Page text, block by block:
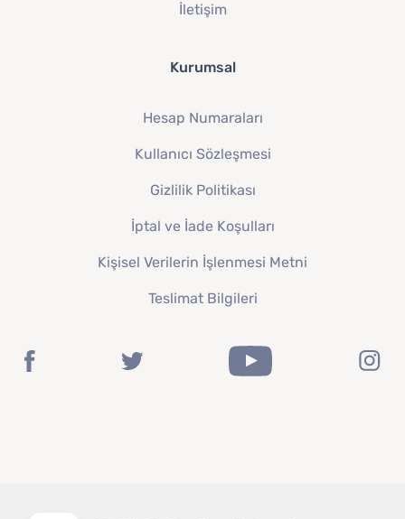
İletişim
Kurumsal
Hesap Numaraları
Kullanıcı Sözleşmesi
Gizlilik Politikası
İptal ve İade Koşulları
Kişisel Verilerin İşlenmesi Metni
Teslimat Bilgileri